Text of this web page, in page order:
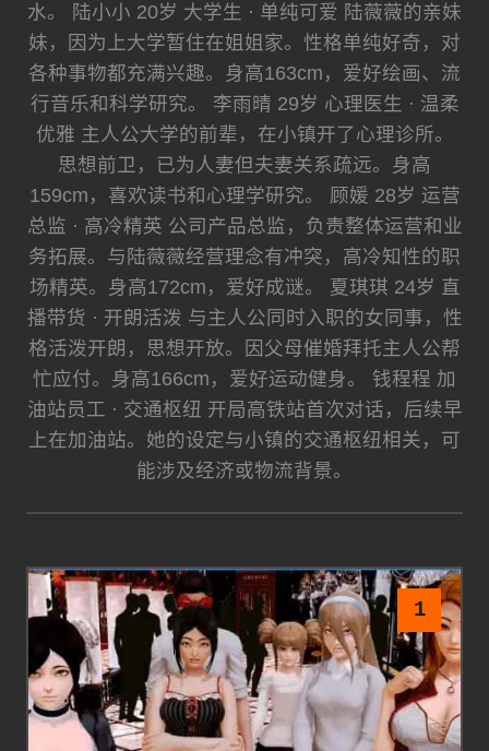
水。 陆小小 20岁 大学生 · 单纯可爱 陆薇薇的亲妹
妹，因为上大学暂住在姐姐家。性格单纯好奇，对
各种事物都充满兴趣。身高163cm，爱好绘画、流
行音乐和科学研究。 李雨晴 29岁 心理医生 · 温柔
优雅 主人公大学的前辈，在小镇开了心理诊所。
思想前卫，已为人妻但夫妻关系疏远。身高
159cm，喜欢读书和心理学研究。 顾媛 28岁 运营
总监 · 高冷精英 公司产品总监，负责整体运营和业
务拓展。与陆薇薇经营理念有冲突，高冷知性的职
场精英。身高172cm，爱好成谜。 夏琪琪 24岁 直
播带货 · 开朗活泼 与主人公同时入职的女同事，性
格活泼开朗，思想开放。因父母催婚拜托主人公帮
忙应付。身高166cm，爱好运动健身。 钱程程 加
油站员工 · 交通枢纽 开局高铁站首次对话，后续早
上在加油站。她的设定与小镇的交通枢纽相关，可
能涉及经济或物流背景。
1